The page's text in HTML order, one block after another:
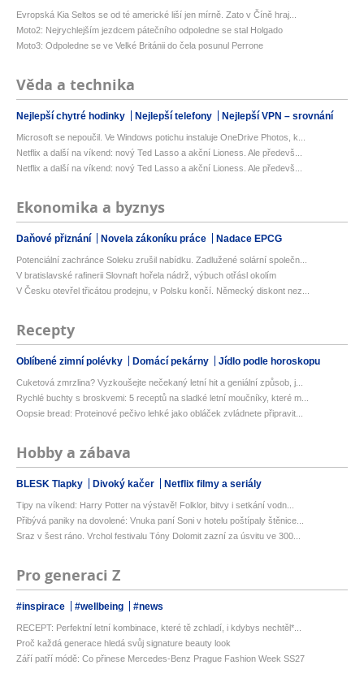
Evropská Kia Seltos se od té americké liší jen mírně. Zato v Číně hraj...
Moto2: Nejrychlejším jezdcem pátečního odpoledne se stal Holgado
Moto3: Odpoledne se ve Velké Británii do čela posunul Perrone
Věda a technika
Nejlepší chytré hodinky Nejlepší telefony Nejlepší VPN – srovnání
Microsoft se nepoučil. Ve Windows potichu instaluje OneDrive Photos, k...
Netflix a další na víkend: nový Ted Lasso a akční Lioness. Ale předevš...
Netflix a další na víkend: nový Ted Lasso a akční Lioness. Ale předevš...
Ekonomika a byznys
Daňové přiznání Novela zákoníku práce Nadace EPCG
Potenciální zachránce Soleku zrušil nabídku. Zadlužené solární společn...
V bratislavské rafinerii Slovnaft hořela nádrž, výbuch otřásl okolím
V Česku otevřel třicátou prodejnu, v Polsku končí. Německý diskont nez...
Recepty
Oblíbené zimní polévky Domácí pekárny Jídlo podle horoskopu
Cuketová zmrzlina? Vyzkoušejte nečekaný letní hit a geniální způsob, j...
Rychlé buchty s broskvemi: 5 receptů na sladké letní moučníky, které m...
Oopsie bread: Proteinové pečivo lehké jako obláček zvládnete připravit...
Hobby a zábava
BLESK Tlapky Divoký kačer Netflix filmy a seriály
Tipy na víkend: Harry Potter na výstavě! Folklor, bitvy i setkání vodn...
Přibývá paniky na dovolené: Vnuka paní Soni v hotelu poštípaly štěnice...
Sraz v šest ráno. Vrchol festivalu Tóny Dolomit zazní za úsvitu ve 300...
Pro generaci Z
#inspirace #wellbeing #news
RECEPT: Perfektní letní kombinace, které tě zchladí, i kdybys nechtěl*...
Proč každá generace hledá svůj signature beauty look
Září patří módě: Co přinese Mercedes-Benz Prague Fashion Week SS27